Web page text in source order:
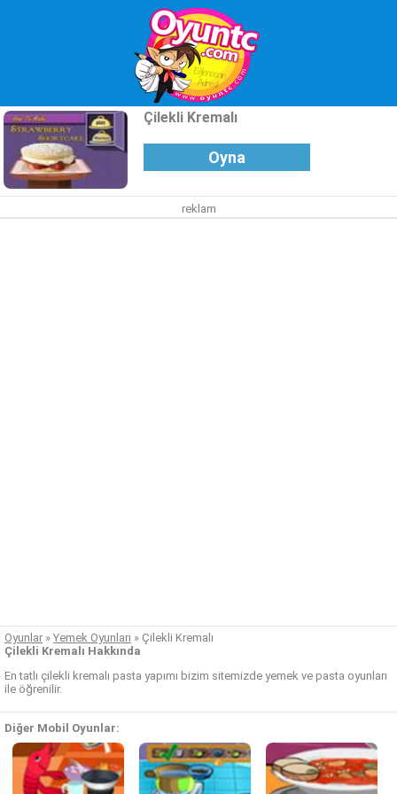
Çilekli Kremalı
Oyna
reklam
Oyunlar » Yemek Oyunları » Çilekli Kremalı
Çilekli Kremalı Hakkında
En tatlı çilekli kremalı pasta yapımı bizim sitemizde yemek ve pasta oyunları
ile öğrenilir.
Diğer Mobil Oyunlar: